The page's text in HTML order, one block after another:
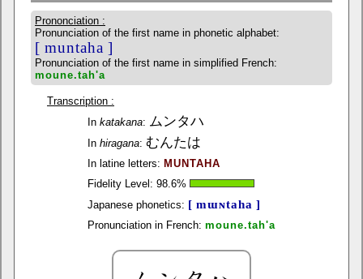
Prononciation :
Pronunciation of the first name in phonetic alphabet:
[ muntaha ]
Pronunciation of the first name in simplified French:
moune.tah'a
Transcription :
In katakana: ムンタハ
In hiragana: むんたは
In latine letters: MUNTAHA
Fidelity Level: 98.6%
Japanese phonetics: [ mɯɴtaha ]
Pronunciation in French: moune.tah'a